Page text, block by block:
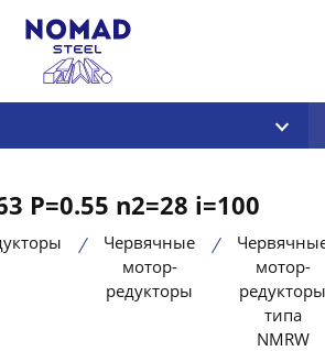
P=0.55 n2=28 i=100
Червячные
мотор-
редукторы
мотор-
редукторы
типа
NMRW